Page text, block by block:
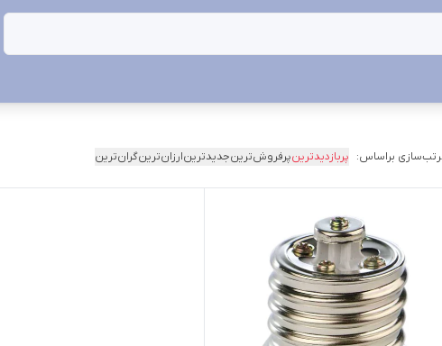
براساس: پربازدیدترینپرفروش‌ترینجدیدترینارزان‌ترینگران‌ترین